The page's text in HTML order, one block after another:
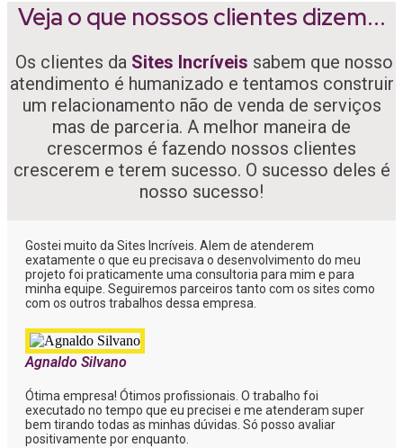
Veja o que nossos clientes dizem...
Os clientes da Sites Incríveis sabem que nosso
atendimento é humanizado e tentamos construir
um relacionamento não de venda de serviços
mas de parceria. A melhor maneira de
crescermos é fazendo nossos clientes
crescerem e terem sucesso. O sucesso deles é
nosso sucesso!
Gostei muito da Sites Incríveis. Alem de atenderem
exatamente o que eu precisava o desenvolvimento do meu
projeto foi praticamente uma consultoria para mim e para
minha equipe. Seguiremos parceiros tanto com os sites como
com os outros trabalhos dessa empresa.
Agnaldo Silvano
Ótima empresa! Ótimos profissionais. O trabalho foi
executado no tempo que eu precisei e me atenderam super
bem tirando todas as minhas dúvidas. Só posso avaliar
positivamente por enquanto.